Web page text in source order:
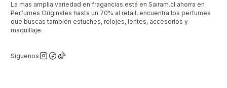
La mas amplia variedad en fragancias está en Sairam.cl ahorra en
Perfumes Originales hasta un 70% al retail, encuentra los perfumes
que buscas también estuches, relojes, lentes, accesorios y
maquillaje.
Síguenos